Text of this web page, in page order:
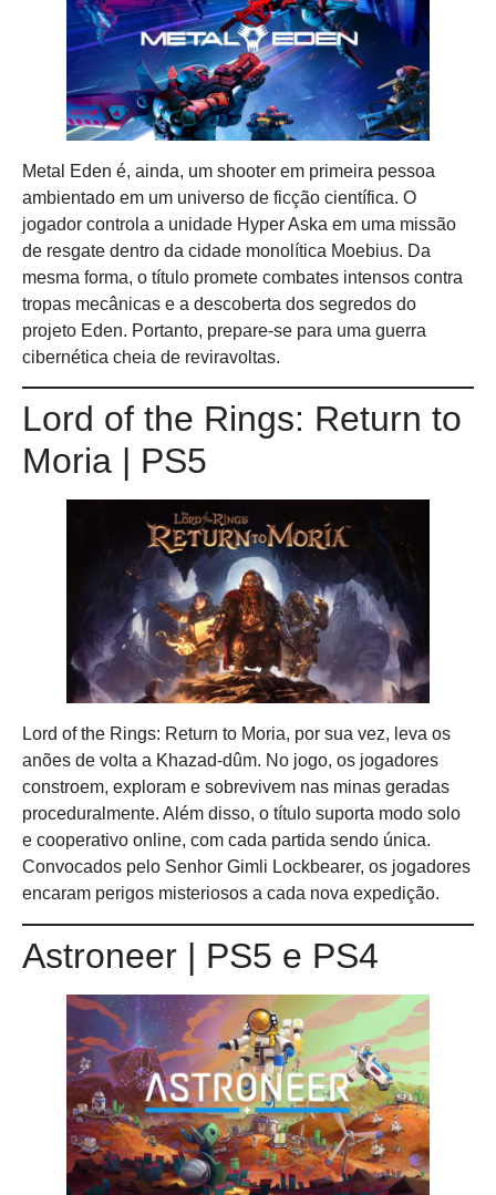
Metal Eden é, ainda, um shooter em primeira pessoa
ambientado em um universo de ficção científica. O
jogador controla a unidade Hyper Aska em uma missão
de resgate dentro da cidade monolítica Moebius. Da
mesma forma, o título promete combates intensos contra
tropas mecânicas e a descoberta dos segredos do
projeto Eden. Portanto, prepare-se para uma guerra
cibernética cheia de reviravoltas.
Lord of the Rings: Return to
Moria | PS5
Lord of the Rings: Return to Moria, por sua vez, leva os
anões de volta a Khazad-dûm. No jogo, os jogadores
constroem, exploram e sobrevivem nas minas geradas
proceduralmente. Além disso, o título suporta modo solo
e cooperativo online, com cada partida sendo única.
Convocados pelo Senhor Gimli Lockbearer, os jogadores
encaram perigos misteriosos a cada nova expedição.
Astroneer | PS5 e PS4